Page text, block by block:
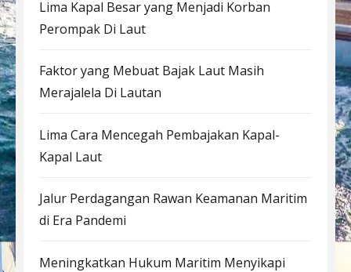
Lima Kapal Besar yang Menjadi Korban
Perompak Di Laut
Faktor yang Mebuat Bajak Laut Masih
Merajalela Di Lautan
Lima Cara Mencegah Pembajakan Kapal-
Kapal Laut
Jalur Perdagangan Rawan Keamanan Maritim
di Era Pandemi
Meningkatkan Hukum Maritim Menyikapi